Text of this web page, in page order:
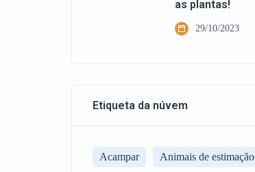
as plantas!
29/10/2023
Etiqueta da núvem
Acampar Animais de estimação